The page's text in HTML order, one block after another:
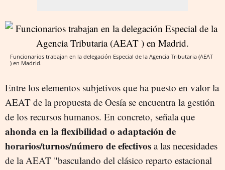
Funcionarios trabajan en la delegación Especial de la Agencia Tributaria (AEAT
) en Madrid.
Entre los elementos subjetivos que ha puesto en valor la
AEAT de la propuesta de Oesía se encuentra la gestión
de los recursos humanos. En concreto, señala que
ahonda en la flexibilidad o adaptación de
horarios/turnos/número de efectivos a las necesidades
de la AEAT "basculando del clásico reparto estacional